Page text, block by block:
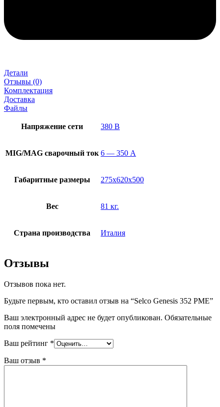
Детали
Отзывы (0)
Комплектация
Доставка
Файлы
Напряжение сети 380 В
MIG/MAG cварочный ток 6 — 350 А
Габаритные размеры 275x620x500
Вес 81 кг.
Страна производства Италия
Отзывы
Отзывов пока нет.
Будьте первым, кто оставил отзыв на “Selco Genesis 352 PME”
Ваш электронный адрес не будет опубликован. Обязательные
поля помечены
Ваш рейтинг *
Ваш отзыв *